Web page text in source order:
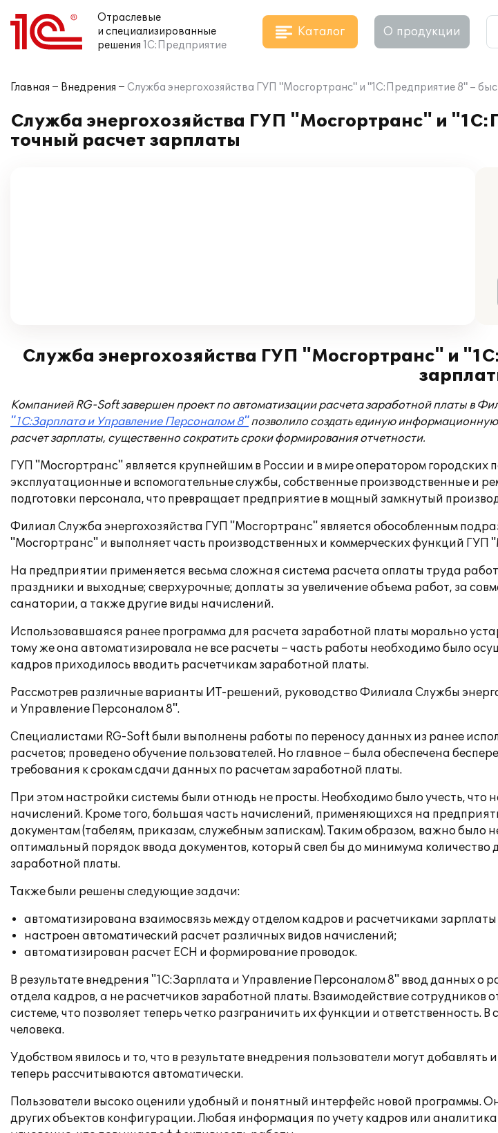
Отраслевые
и специализированные
решения 1С:Предприятие
Каталог О продукции
Главная Внедрения Служба энергохозяйства ГУП "Мосгортранс" и "1С:Предприятие 8" –
Служба энергохозяйства ГУП "Мосгортранс" и
точный расчет зарплаты
Служба энергохозяйства ГУП "Мосгортранс" и
Компанией RG-Soft завершен проект по автоматизации расчета заработной платы в
"1С:Зарплата и Управление Персоналом 8"позволило создать единую
расчет зарплаты, существенно сократить сроки формирования отчетности.
ГУП "Мосгортранс" является крупнейшим в России и в мире оператором городских
эксплуатационные и вспомогательные службы, собственные производственные и
подготовки персонала, что превращает предприятие в мощный замкнутый
Филиал Служба энергохозяйства ГУП "Мосгортранс" является обособленным
"Мосгортранс" и выполняет часть производственных и коммерческих функций ГУП
На предприятии применяется весьма сложная система расчета оплаты труда
праздники и выходные; сверхурочные; доплаты за увеличение объема работ, за
санатории, а также другие виды начислений.
Использовавшаяся ранее программа для расчета заработной платы морально
тому же она автоматизировала не все расчеты – часть работы необходимо было
кадров приходилось вводить расчетчикам заработной платы.
Рассмотрев различные варианты ИТ-решений, руководство Филиала Службы
и Управление Персоналом 8".
Специалистами RG-Soft были выполнены работы по переносу данных из ранее
расчетов; проведено обучение пользователей. Но главное – была обеспечена
требования к срокам сдачи данных по расчетам заработной платы.
При этом настройки системы были отнюдь не просты. Необходимо было учесть,
начислений. Кроме того, большая часть начислений, применяющихся на
документам (табелям, приказам, служебным запискам). Таким образом, важно было
оптимальный порядок ввода документов, который свел бы до минимума
заработной платы.
Также были решены следующие задачи:
автоматизирована взаимосвязь между отделом кадров и расчетчиками
настроен автоматический расчет различных видов начислений;
автоматизирован расчет ЕСН и формирование проводок.
В результате внедрения "1С:Зарплата и Управление Персоналом 8" ввод данных о
отдела кадров, а не расчетчиков заработной платы. Взаимодействие
системе, что позволяет теперь четко разграничить их функции и ответственность.
человека.
Удобством явилось и то, что в результате внедрения пользователи могут
теперь рассчитываются автоматически.
Пользователи высоко оценили удобный и понятный интерфейс новой программы.
других объектов конфигурации. Любая информация по учету кадров или